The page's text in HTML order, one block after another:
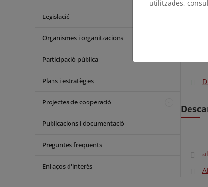
Legislació
Organismes i organitzacions
Participació pública
Plans i estratègies
Projectes de cooperació
Publicacions i documentació
Preguntes freqüents
Enllaços d'interés
utilitzades,